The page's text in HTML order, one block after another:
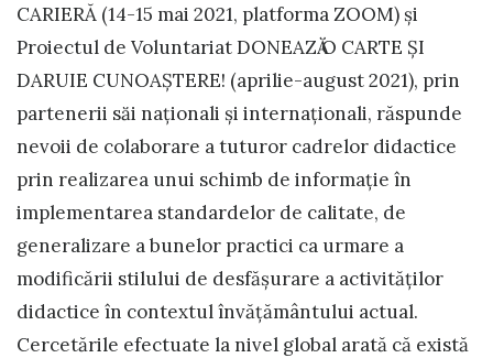
CARIERĂ (14-15 mai 2021, platforma ZOOM) și
Proiectul de Voluntariat DONEAZӐ O CARTE ŞI
DARUIE CUNOAŞTERE! (aprilie-august 2021), prin
partenerii sӑi naționali și internaționali, răspunde
nevoii de colaborare a tuturor cadrelor didactice
prin realizarea unui schimb de informație în
implementarea standardelor de calitate, de
generalizare a bunelor practici ca urmare a
modificării stilului de desfășurare a activităților
didactice în contextul învățământului actual.
Cercetările efectuate la nivel global arată că există